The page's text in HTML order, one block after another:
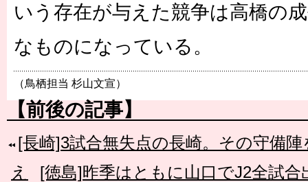
いう存在が与えた競争は高橋の
なものになっている。
（鳥栖担当 杉山文宣）
【前後の記事】
[長崎]3試合無失点の長崎。その守備
え
[徳島]昨季はともに山口でJ2全試